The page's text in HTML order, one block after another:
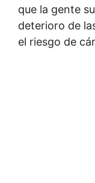
que la gente
deterioro de
el riesgo de